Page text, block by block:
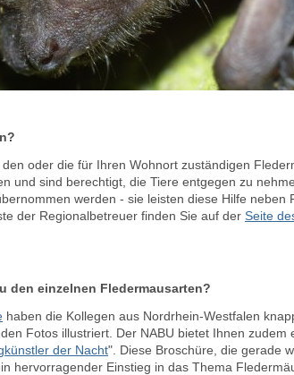
oder die für Ihren Wohnort zuständigen
und sind berechtigt, die Tiere entgegen zu
werden - sie leisten diese Hilfe
der Regionalbetreuer finden Sie auf der Seite
den einzelnen Fledermausarten?
haben die Kollegen aus Nordrhein-Westfalen
Fotos illustriert. Der NABU bietet Ihnen
der Nacht". Diese Broschüre, die gerade
hervorragender Einstieg in das Thema